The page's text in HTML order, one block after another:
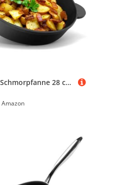
Gusseisen Schmorpfanne 28 cm BRIZOLL Pfanne Servierpfanne Bratpfanne Kasserolle Topf Bräter Bratentopf backofengeeignet induktion Backen Schmoren Braten
Amazon